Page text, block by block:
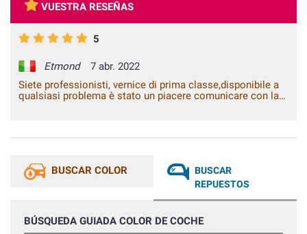
VUESTRA RESEÑAS
5
Etmond
7 abr. 2022
Siete professionisti, vernice di prima classe,disponibile a
qualsiasi problema è stato un piacere comunicare con la
BUSCAR COLOR
BUSCAR
REPUESTOS
BÚSQUEDA GUIADA COLOR DE COCHE